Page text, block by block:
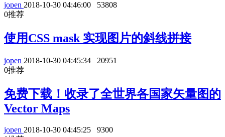
jopen 2018-10-30 04:46:00
53808
0推荐
使用CSS mask 实现图片的斜线拼接
jopen 2018-10-30 04:45:34
20951
0推荐
免费下载！收录了全世界各国家矢量图的
Vector Maps
jopen 2018-10-30 04:45:25
9300